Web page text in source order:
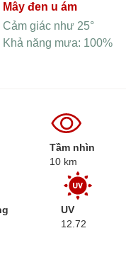
mây đen u ám
Cảm giác như 25°
Khả năng mưa: 100%
Tầm nhìn
10 km
UV
12.72